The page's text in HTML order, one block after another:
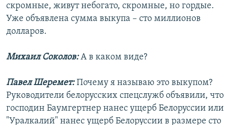
скромные, живут небогато, скромные, но гордые.
Уже объявлена сумма выкупа – сто миллионов
долларов.
Михаил Соколов:А в каком виде?
Павел Шеремет:Почему я называю это выкупом?
Руководители белорусских спецслужб объявили, что
господин Баумгертнер нанес ущерб Белоруссии или
"Уралкалий" нанес ущерб Белоруссии в размере сто